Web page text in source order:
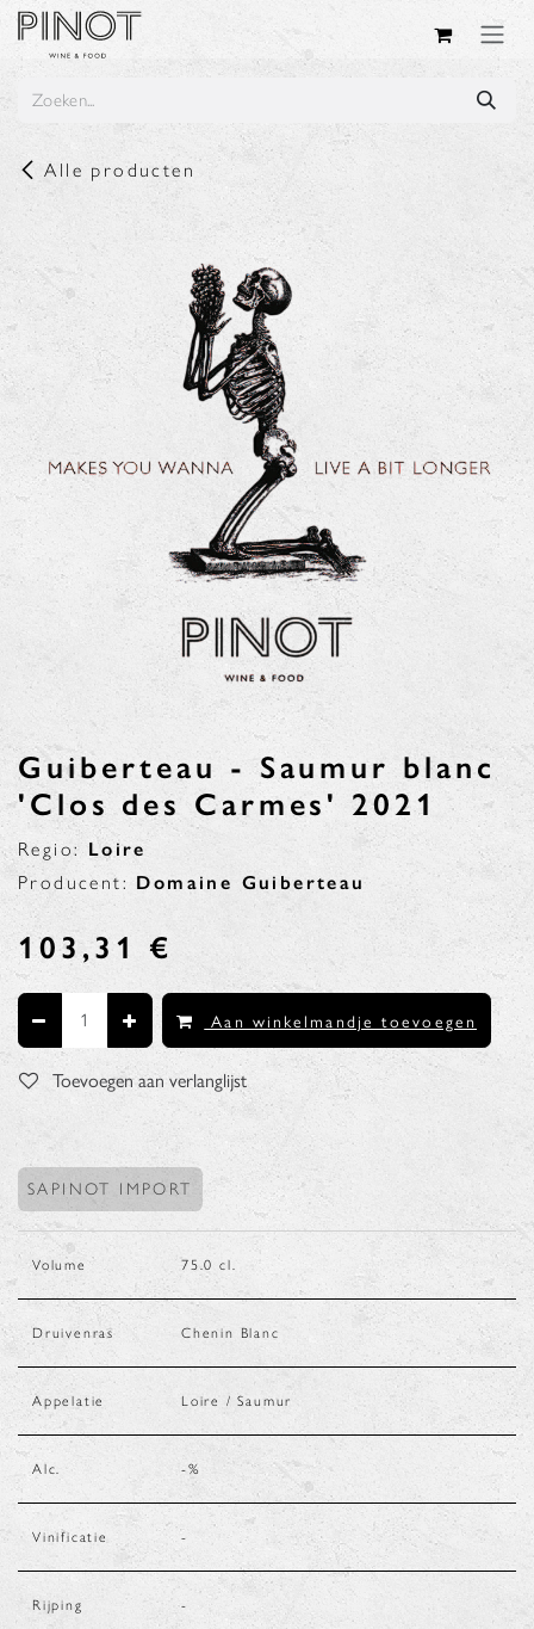
Overslaan naar inhoud
Alle producten
Guiberteau - Saumur blanc
'Clos des Carmes' 2021
Regio: Loire
Producent: Domaine Guiberteau
103,31 €
Aan winkelmandje toevoegen
Toevoegen aan verlanglijst
SAPINOT IMPORT
Volume 75.0 cl.
Druivenras Chenin Blanc
Appelatie Loire / Saumur
Alc. -%
Vinificatie -
Rijping -